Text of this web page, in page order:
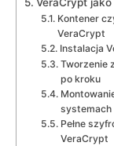
Kontener
VeraCrypt
Instalacja
Tworzenie
po kroku
systemach
Pełne
VeraCrypt